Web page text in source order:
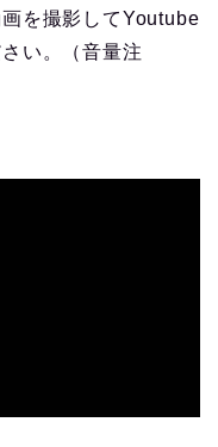
を撮影してYoutube
い。（音量注